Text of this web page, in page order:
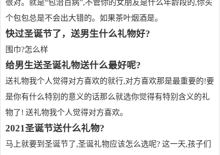
很对。就是“包治百病”,不管你的女朋友是什么年龄段的,你买
个包包总是不会出大错的。如果茶叶烟酒是。
快过圣诞节了，送男生什么礼物好?
围巾?怎么样
给男生送圣诞礼物送什么最好呢?
送礼物我个人觉得对方喜欢的就行,对方喜欢那是最重要的!要
是你有什么特别的意义的话那么就选你觉得有特别含义的礼
物了! 送礼物我个人觉得对方喜欢。
2021圣诞节送什么礼物?
马上就要到圣诞节了,圣诞礼物应该怎么选呢? 这一天,孩子们